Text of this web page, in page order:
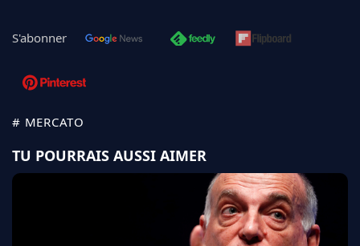
S'abonner
# MERCATO
TU POURRAIS AUSSI AIMER